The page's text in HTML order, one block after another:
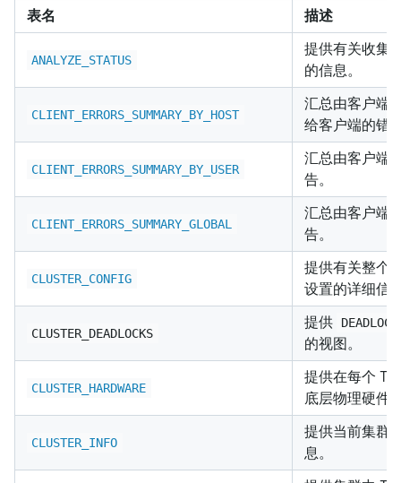
表名 描述
ANALYZE_STATUS
提供有关收集
的信息。
CLIENT_ERRORS_SUMMARY_BY_HOST
汇总由客户端
给客户端的错
CLIENT_ERRORS_SUMMARY_BY_USER
汇总由客户端
告。
CLIENT_ERRORS_SUMMARY_GLOBAL
汇总由客户端
告。
CLUSTER_CONFIG
提供有关整个
设置的详细信
CLUSTER_DEADLOCKS
提供
的视图。
CLUSTER_HARDWARE
提供在每个
底层物理硬件
CLUSTER_INFO
提供当前集群
息。